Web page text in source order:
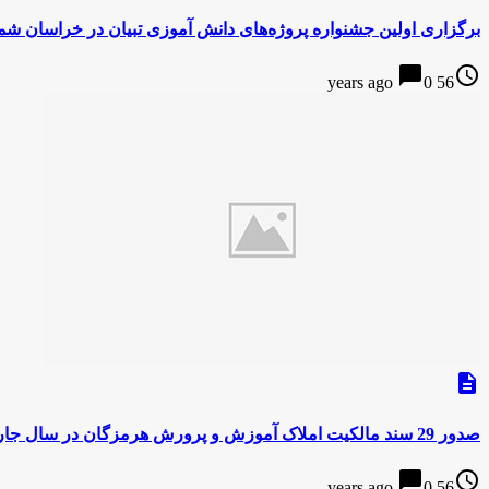
برگزاری اولین جشنواره پروژه‌های دانش آموزی تبیان در خراسان
access_time
56 years ago
chat_bubble0
description
صدور 29 سند مالکیت املاک آموزش و پرورش هرمزگان در سال جاری
access_time
chat_bubble